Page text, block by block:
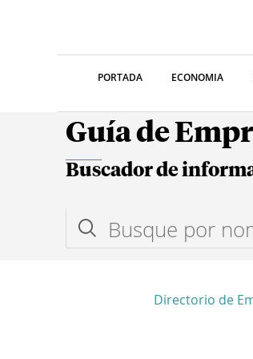
PORTADA ECONOMIA
Guía de
Buscador de
Directorio de